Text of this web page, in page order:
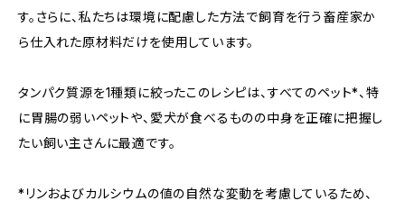
す。さらに、私たちは環境に配慮した方法で飼育を行う畜産家か
ら仕入れた原材料だけを使用しています。
タンパク質源を1種類に絞ったこのレシピは、すべてのペット*、特
に胃腸の弱いペットや、愛犬が食べるものの中身を正確に把握し
たい飼い主さんに最適です。
*リンおよびカルシウムの値の自然な変動を考慮しているため、